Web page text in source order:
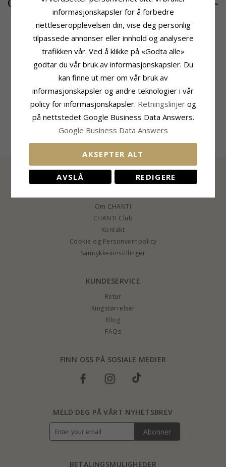
CHANTI-pris
Produktinformasjon
RS Of Scandinavia
Mansjettknapper
Sølv
Overflate:Ru Og Blank
Edelmetall:
14 Karat Gull
Overflate:
Blank
Overflate: Ru Og Blank
Leveringstid
Leveringstid:
10 Virkedager
Om CHANTI
CHANTI Club
Kontakt
Cookie og Personvernpolicy
Samtykkeinnstillinger
KUNDESERVICE
Retur
Ringstørrelser
Blog
FAQs
FINN OSS PÅ SOSIALE MEDIER
BETALINGSMULIGHEDER
MELD DEG PÅ VÅRT NYHETSBREV
Abonner
informasjonskapsler for å forbedre
nettleseropplevelsen din, vise deg personlig
tilpassede annonser eller innhold og analysere
trafikken vår. Ved å klikke på «Godta alle»
godtar du vår bruk av informasjonskapsler. Du
kan finne ut mer om vår bruk av
informasjonskapsler og andre teknologier i vår
policy for informasjonskapsler. Retningslinjer og
på nettstedet Google Business Data Answers.
Google Business Data Answers
AKSEPTER ALT
AVSLÅ REDIGERE